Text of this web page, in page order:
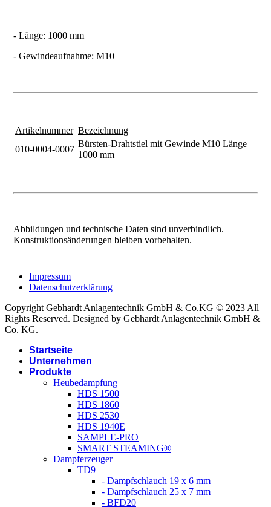
- Länge: 1000 mm
- Gewindeaufnahme: M10
Artikelnummer Bezeichnung
010-0004-0007
Bürsten-Drahtstiel mit Gewinde M10 Länge
1000 mm
Abbildungen und technische Daten sind unverbindlich.
Konstruktionsänderungen bleiben vorbehalten.
Impressum
Datenschutzerklärung
Copyright Gebhardt Anlagentechnik GmbH & Co.KG © 2023 All
Rights Reserved. Designed by Gebhardt Anlagentechnik GmbH &
Co. KG.
Startseite
Unternehmen
Produkte
Heubedampfung
HDS 1500
HDS 1860
HDS 2530
HDS 1940E
SAMPLE-PRO
SMART STEAMING®
Dampferzeuger
TD9
- Dampfschlauch 19 x 6 mm
- Dampfschlauch 25 x 7 mm
- BFD20